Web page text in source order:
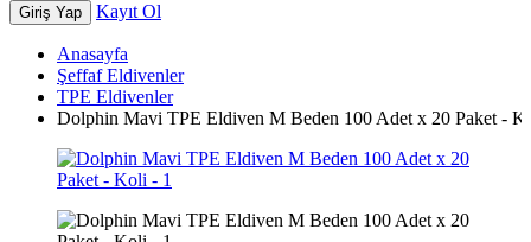
Giriş Yap Kayıt Ol
Anasayfa
Şeffaf Eldivenler
TPE Eldivenler
Dolphin Mavi TPE Eldiven M Beden 100 Adet x 20 Paket -